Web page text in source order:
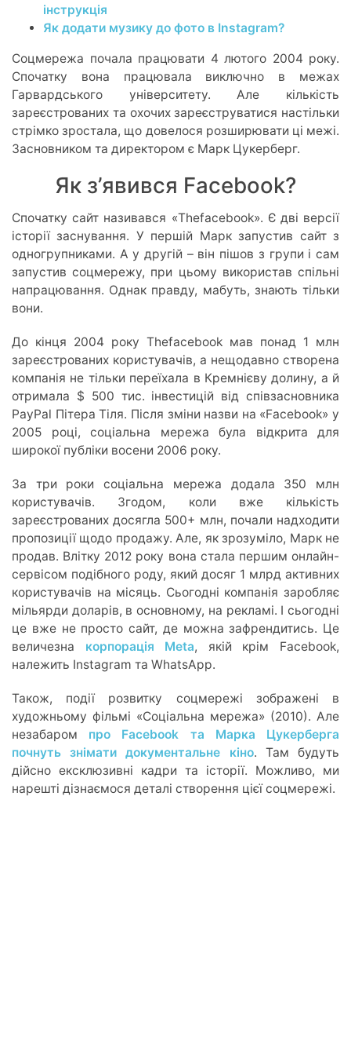
інструкція
Як додати музику до фото в Instagram?
Соцмережа почала працювати 4 лютого 2004 року.
Спочатку вона працювала виключно в межах
Гарвардського університету. Але кількість
зареєстрованих та охочих зареєструватися настільки
стрімко зростала, що довелося розширювати ці межі.
Засновником та директором є Марк Цукерберг.
Як з’явився Facebook?
Спочатку сайт називався «Thefacebook». Є дві версії
історії заснування. У першій Марк запустив сайт з
одногрупниками. А у другій – він пішов з групи і сам
запустив соцмережу, при цьому використав спільні
напрацювання. Однак правду, мабуть, знають тільки
вони.
До кінця 2004 року Thefacebook мав понад 1 млн
зареєстрованих користувачів, а нещодавно створена
компанія не тільки переїхала в Кремнієву долину, а й
отримала $ 500 тис. інвестицій від співзасновника
PayPal Пітера Тіля. Після зміни назви на «Facebook» у
2005 році, соціальна мережа була відкрита для
широкої публіки восени 2006 року.
За три роки соціальна мережа додала 350 млн
користувачів. Згодом, коли вже кількість
зареєстрованих досягла 500+ млн, почали надходити
пропозиції щодо продажу. Але, як зрозуміло, Марк не
продав. Влітку 2012 року вона стала першим онлайн-
сервісом подібного роду, який досяг 1 млрд активних
користувачів на місяць. Сьогодні компанія заробляє
мільярди доларів, в основному, на рекламі. І сьогодні
це вже не просто сайт, де можна зафрендитись. Це
величезна корпорація Meta, якій крім Facebook,
належить Instagram та WhatsApp.
Також, події розвитку соцмережі зображені в
художньому фільмі «Соціальна мережа» (2010). Але
незабаром про Facebook та Марка Цукерберга
почнуть знімати документальне кіно. Там будуть
дійсно ексклюзивні кадри та історії. Можливо, ми
нарешті дізнаємося деталі створення цієї соцмережі.